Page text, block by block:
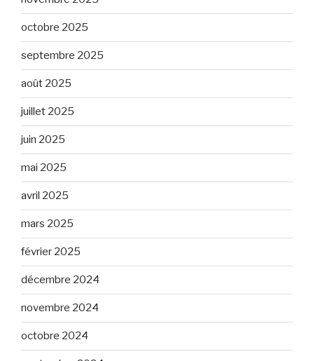
octobre 2025
septembre 2025
août 2025
juillet 2025
juin 2025
mai 2025
avril 2025
mars 2025
février 2025
décembre 2024
novembre 2024
octobre 2024